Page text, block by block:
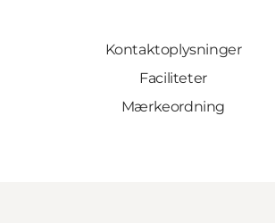
Kontaktoplysninger
Faciliteter
Mærkeordning